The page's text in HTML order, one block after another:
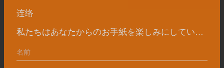
连络
私たちはあなたからのお手紙を楽しみにしています